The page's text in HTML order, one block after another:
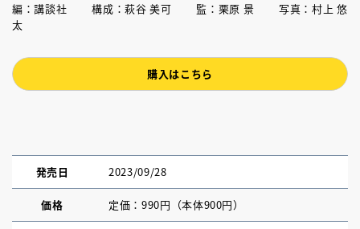
編：講談社 構成：萩谷 美可 監：栗原 景 写真：村上 悠
太
購入はこちら
発売日 2023/09/28
価格 定価：990円（本体900円）